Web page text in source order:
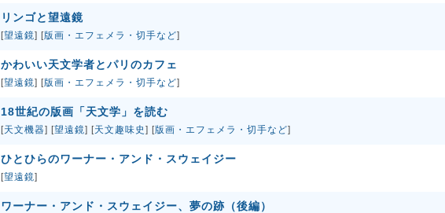
リンゴと望遠鏡
[望遠鏡] [版画・エフェメラ・切手など]
かわいい天文学者とパリのカフェ
[望遠鏡] [版画・エフェメラ・切手など]
18世紀の版画「天文学」を読む
[天文機器] [望遠鏡] [天文趣味史 ] [版画・エフェメラ・切手など]
ひとひらのワーナー・アンド・スウェイジー
[望遠鏡]
ワーナー・アンド・スウェイジー、夢の跡（後編）